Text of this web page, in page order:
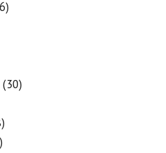
(30)